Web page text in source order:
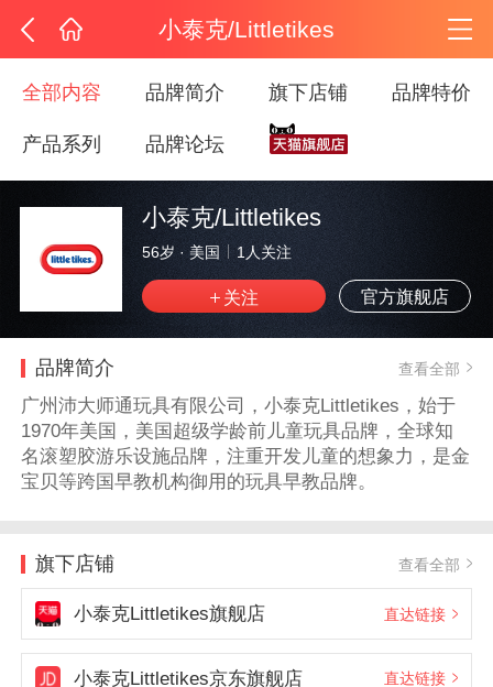
小泰克/Littletikes
全部内容 品牌简介 旗下店铺 品牌特价
产品系列 品牌论坛
小泰克/Littletikes
56岁 · 美国 1 人关注
官方旗舰店
品牌简介 查看全部
广州沛大师通玩具有限公司，小泰克Littletikes，始于
1970年美国，美国超级学龄前儿童玩具品牌，全球知
名滚塑胶游乐设施品牌，注重开发儿童的想象力，是金
宝贝等跨国早教机构御用的玩具早教品牌。
旗下店铺 查看全部
小泰克Littletikes旗舰店 直达链接
小泰克Littletikes京东旗舰店 直达链接